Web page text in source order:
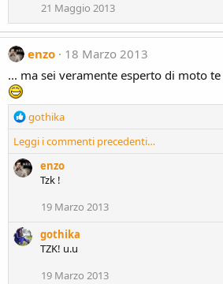
21 Maggio 2013
enzo
18 Marzo 2013
... ma sei veramente esperto di moto te
R
a
c
t
s
:
gothika
Leggi i commenti precedenti…
enzo
Tzk !
19 Marzo 2013
gothika
TZK! u.u
19 Marzo 2013